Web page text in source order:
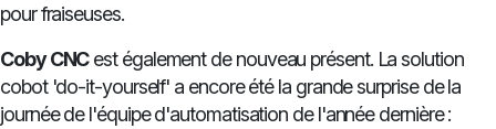
pour fraiseuses.
Coby CNCest également de nouveau présent. La solution
cobot 'do-it-yourself' a encore été la grande surprise de la
journée de l'équipe d'automatisation de l'année dernière :